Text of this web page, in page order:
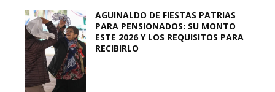
AGUINALDO DE FIESTAS PATRIAS
PARA PENSIONADOS: SU MONTO
ESTE 2026 Y LOS REQUISITOS PARA
RECIBIRLO